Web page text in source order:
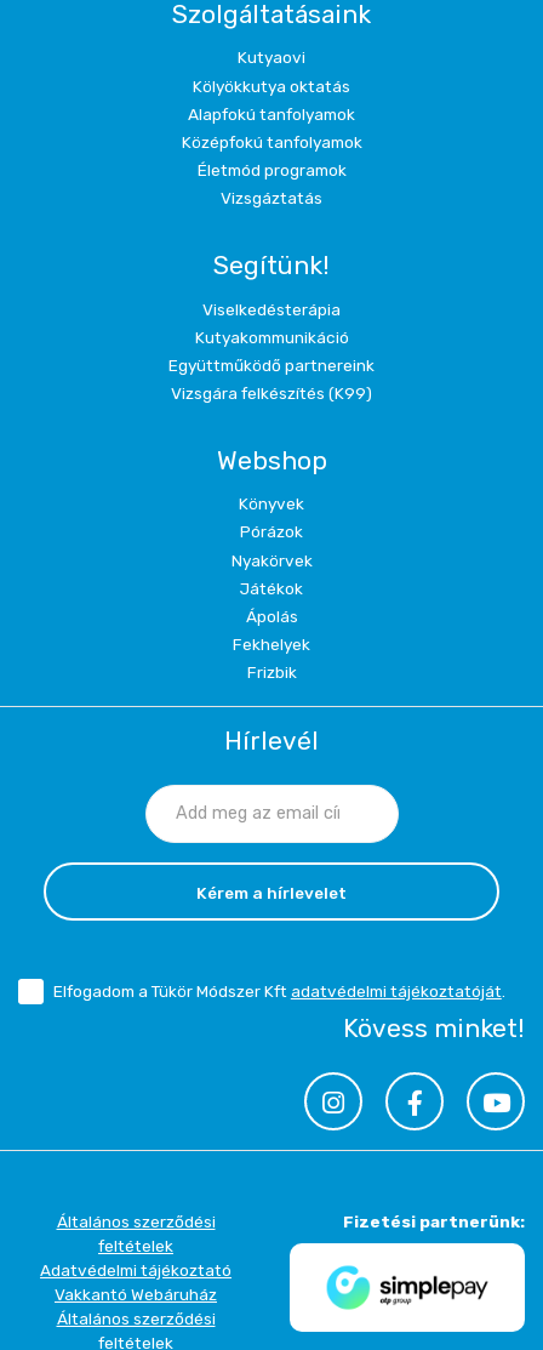
Szolgáltatásaink
Kutyaovi
Kölyökkutya oktatás
Alapfokú tanfolyamok
Középfokú tanfolyamok
Életmód programok
Vizsgáztatás
Segítünk!
Viselkedésterápia
Kutyakommunikáció
Együttműködő partnereink
Vizsgára felkészítés (K99)
Webshop
Könyvek
Pórázok
Nyakörvek
Játékok
Ápolás
Fekhelyek
Frizbik
Hírlevél
Kérem a hírlevelet
Elfogadom a Tükör Módszer Kftadatvédelmi tájékoztatóját.
Kövess minket!
Általános szerződési
feltételek
Adatvédelmi tájékoztató
Vakkantó Webáruház
Általános szerződési
feltételek
Fizetési partnerünk: